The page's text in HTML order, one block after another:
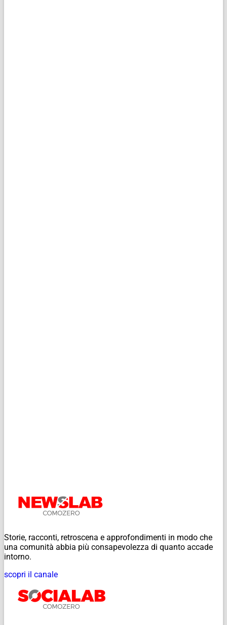
Storie, racconti, retroscena e approfondimenti in modo che
una comunità abbia più consapevolezza di quanto accade
intorno.
scopri il canale